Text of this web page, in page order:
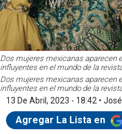
Dos mujeres mexicanas aparecen
influyentes en el mundo de la
Dos mujeres mexicanas aparecen
influyentes en el mundo de la
13 De Abril, 2023 - 18:42 •
Agregar La Lista en